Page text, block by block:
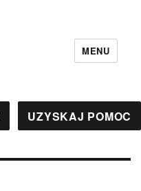
MENU
UZYSKAJ POMOC